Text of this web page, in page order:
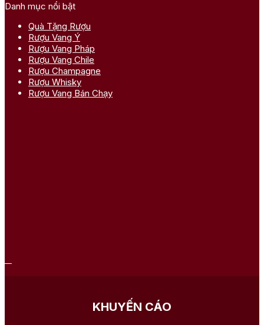
Danh mục nổi bật
Quà Tặng Rượu
Rượu Vang Ý
Rượu Vang Pháp
Rượu Vang Chile
Rượu Champagne
Rượu Whisky
Rượu Vang Bán Chạy
KHUYẾN CÁO